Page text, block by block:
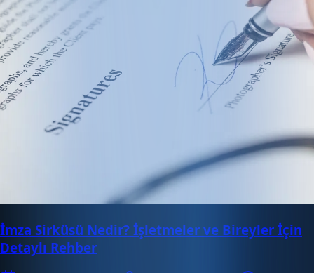
İmza Sirküsü Nedir? İşletmeler ve Bireyler İçin
Detaylı Rehber